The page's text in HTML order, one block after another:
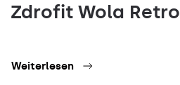
Zdrofit Wola Retro
Weiterlesen